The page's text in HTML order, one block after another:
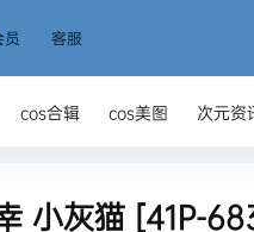
客服
cos合辑 cos美图 次元资
小灰猫 [41P-